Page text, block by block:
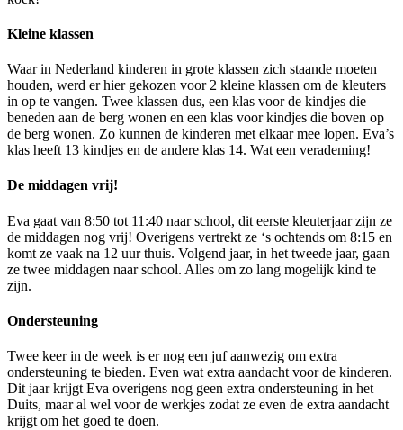
Kleine klassen
Waar in Nederland kinderen in grote klassen zich staande moeten
houden, werd er hier gekozen voor 2 kleine klassen om de kleuters
in op te vangen. Twee klassen dus, een klas voor de kindjes die
beneden aan de berg wonen en een klas voor kindjes die boven op
de berg wonen. Zo kunnen de kinderen met elkaar mee lopen. Eva’s
klas heeft 13 kindjes en de andere klas 14. Wat een verademing!
De middagen vrij!
Eva gaat van 8:50 tot 11:40 naar school, dit eerste kleuterjaar zijn ze
de middagen nog vrij! Overigens vertrekt ze ‘s ochtends om 8:15 en
komt ze vaak na 12 uur thuis. Volgend jaar, in het tweede jaar, gaan
ze twee middagen naar school. Alles om zo lang mogelijk kind te
zijn.
Ondersteuning
Twee keer in de week is er nog een juf aanwezig om extra
ondersteuning te bieden. Even wat extra aandacht voor de kinderen.
Dit jaar krijgt Eva overigens nog geen extra ondersteuning in het
Duits, maar al wel voor de werkjes zodat ze even de extra aandacht
krijgt om het goed te doen.